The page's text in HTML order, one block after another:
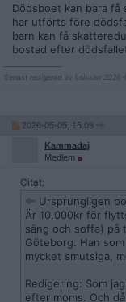
Dödsboet kan bara
har utförts före
barn kan få
bostad efter
Senast redigerad av Loikkari 2026-
2026-05-05, 15:09
Kammadaj
Medlem
Citat:
Ursprungligen
Är 10.000kr för
säng och soffa) på
Göteborg. Han
mycket smutsiga,
Redigering: Som
efter moms. Och